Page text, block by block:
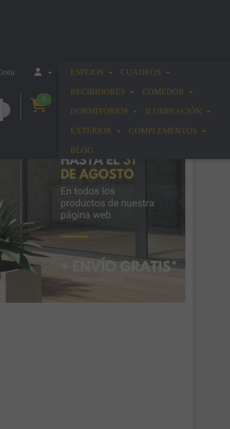
0
ESPEJOS CUADROS
RECIBIDORES COMEDOR
DORMITORIOS ILUMINACIÓN
EXTERIOR COMPLEMENTOS
BLOG